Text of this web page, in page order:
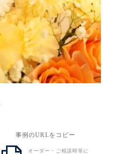
事例のURLをコピー
オーダー・ご相談時等に